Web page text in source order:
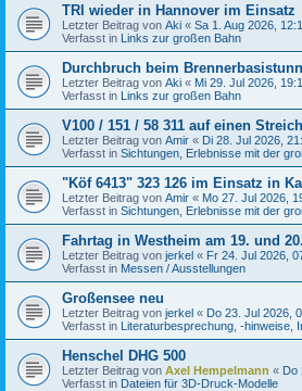
TRI wieder in Hannover im Einsatz
Letzter Beitrag von Aki « Sa 1. Aug 2026,
Verfasst in Links zur großen Bahn
Durchbruch beim
Letzter Beitrag von Aki « Mi 29. Jul 2026,
Verfasst in Links zur großen Bahn
V100 / 151 / 58 311 auf einen Streich
Letzter Beitrag von Amir « Di 28. Jul 2026,
Verfasst in Sichtungen, Erlebnisse mit der
"Köf 6413" 323 126 im Einsatz in
Letzter Beitrag von Amir « Mo 27. Jul 2026,
Verfasst in Sichtungen, Erlebnisse mit der
Fahrtag in Westheim am 19. und
Letzter Beitrag von jerkel « Fr 24. Jul 2026,
Verfasst in Messen / Ausstellungen
Großensee neu
Letzter Beitrag von jerkel « Do 23. Jul 2026,
Verfasst in Literaturbesprechung, -hinweise,
Henschel DHG 500
Letzter Beitrag von Axel Hempelmann « Do
Verfasst in Dateien für 3D-Druck-Modelle